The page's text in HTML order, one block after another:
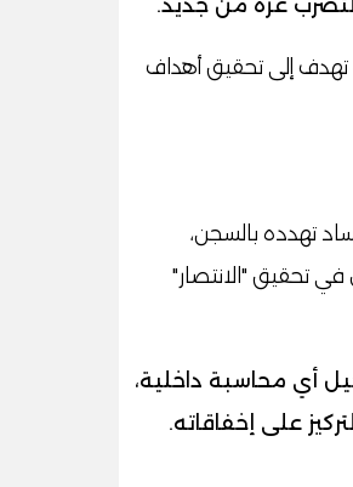
إلى تحقيق أهداف
تهدده بالسجن،
في تحقيق "الانتصار"
أي محاسبة داخلية،
على إخفاقاته.